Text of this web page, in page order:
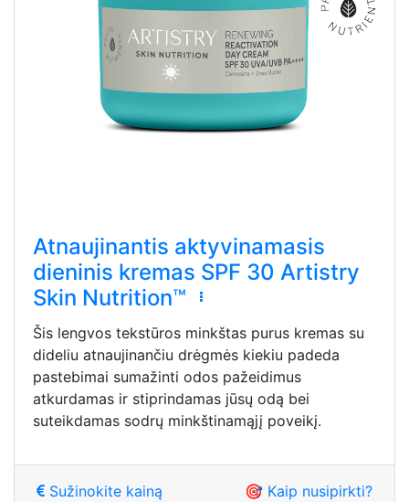
Atnaujinantis aktyvinamasis
dieninis kremas SPF 30 Artistry
Skin Nutrition™
Šis lengvos tekstūros minkštas purus kremas su
dideliu atnaujinančiu drėgmės kiekiu padeda
pastebimai sumažinti odos pažeidimus
atkurdamas ir stiprindamas jūsų odą bei
suteikdamas sodrų minkštinamąjį poveikį.
Sužinokite kainą 🎯 Kaip nusipirkti?